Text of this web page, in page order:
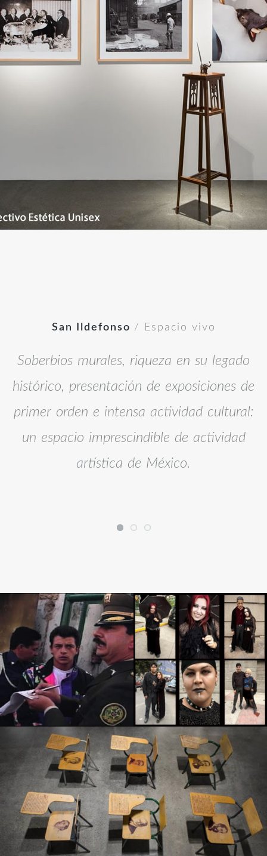
San Ildefonso / Espacio vivo
Soberbios murales, riqueza en su legado
histórico, presentación de exposiciones de
primer orden e intensa actividad cultural:
un espacio imprescindible de actividad
artística de México.